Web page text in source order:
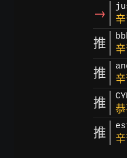
→
推
推
推 恭
推